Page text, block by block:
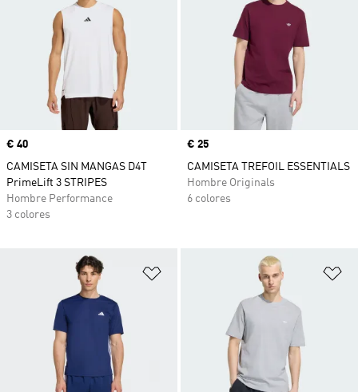
Precio
€ 40
CAMISETA SIN MANGAS D4T
PrimeLift 3 STRIPES
Hombre Performance
3 colores
Precio
€ 25
CAMISETA TREFOIL ESSENTIALS
Hombre Originals
6 colores
Añadir a la lista de deseos